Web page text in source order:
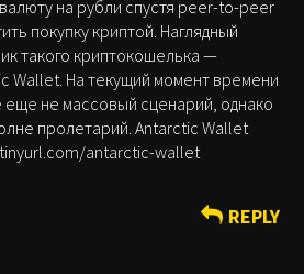
на рубли спустя peer-to-peer
покупку криптой. Наглядный
такого криптокошелька —
Wallet. На текущий момент времени
еще не массовый сценарий, однако
пролетарий. Antarctic Wallet
antarctic-wallet
REPLY